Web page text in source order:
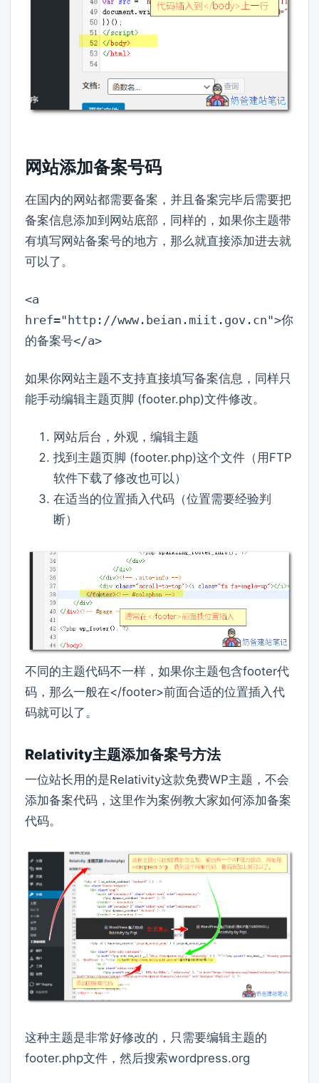
网站添加备案号码
在国内的网站都需要备案，并且备案完毕后需要把
备案信息添加到网站底部，同样的，如果你主题带
有填写网站备案号的地方，那么就直接添加进去就
可以了。
<a
href="http://www.beian.miit.gov.cn">你
的备案号</a>
如果你网站主题不支持直接填写备案信息，同样只
能手动编辑主题页脚 (footer.php)文件修改。
网站后台，外观，编辑主题
找到主题页脚 (footer.php)这个文件（用FTP
软件下载了修改也可以）
在适当的位置插入代码（位置需要经验判
断）
不同的主题代码不一样，如果你主题包含footer代
码，那么一般在</footer>前面合适的位置插入代
码就可以了。
Relativity主题添加备案号方法
一位站长用的是Relativity这款免费WP主题，不会
添加备案代码，这里作为案例教大家如何添加备案
代码。
这种主题是非常好修改的，只需要编辑主题的
footer.php文件，然后搜索wordpress.org